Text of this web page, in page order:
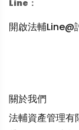
Line：
開啟法輔Line@
關於我們
法輔資產管理有